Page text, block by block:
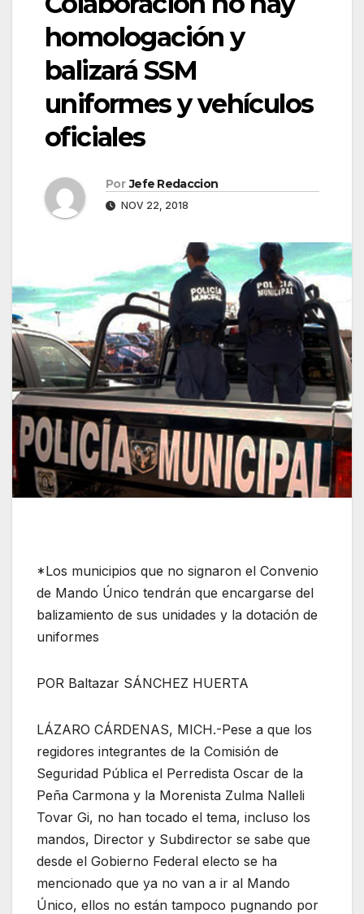
homologación y
balizará SSM
uniformes y vehículos
oficiales
Por Jefe Redaccion
NOV 22, 2018
*Los municipios que no signaron el Convenio
de Mando Único tendrán que encargarse del
balizamiento de sus unidades y la dotación de
uniformes
POR Baltazar SÁNCHEZ HUERTA
LÁZARO CÁRDENAS, MICH.-Pese a que los
regidores integrantes de la Comisión de
Seguridad Pública el Perredista Oscar de la
Peña Carmona y la Morenista Zulma Nalleli
Tovar Gi, no han tocado el tema, incluso los
mandos, Director y Subdirector se sabe que
desde el Gobierno Federal electo se ha
mencionado que ya no van a ir al Mando
Único, ellos no están tampoco pugnando por